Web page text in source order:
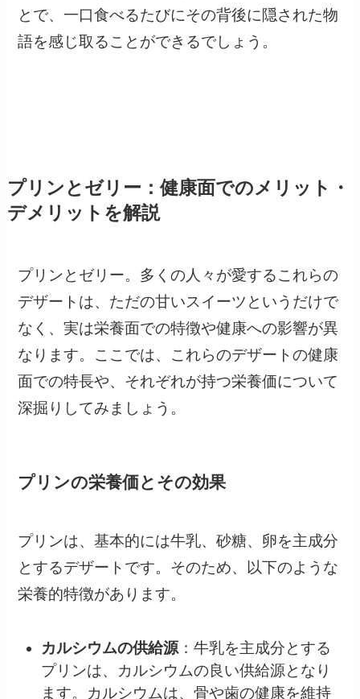
とで、一口食べるたびにその背後に隠された物
語を感じ取ることができるでしょう。
プリンとゼリー：健康面でのメリット・
デメリットを解説
プリンとゼリー。多くの人々が愛するこれらの
デザートは、ただの甘いスイーツというだけで
なく、実は栄養面での特徴や健康への影響が異
なります。ここでは、これらのデザートの健康
面での特長や、それぞれが持つ栄養価について
深掘りしてみましょう。
プリンの栄養価とその効果
プリンは、基本的には牛乳、砂糖、卵を主成分
とするデザートです。そのため、以下のような
栄養的特徴があります。
カルシウムの供給源：牛乳を主成分とする
プリンは、カルシウムの良い供給源となり
ます。カルシウムは、骨や歯の健康を維持